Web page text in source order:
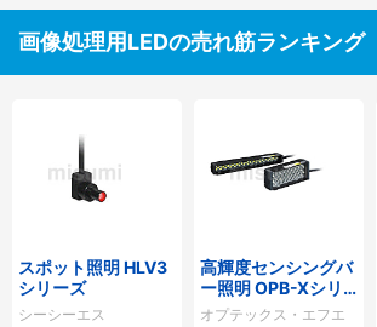
画像処理用LEDの売れ筋ランキング
スポット照明 HLV3
シリーズ
シーシーエス
高輝度センシングバ
ー照明 OPB-Xシリ
ーズ
オプテックス・エフエ